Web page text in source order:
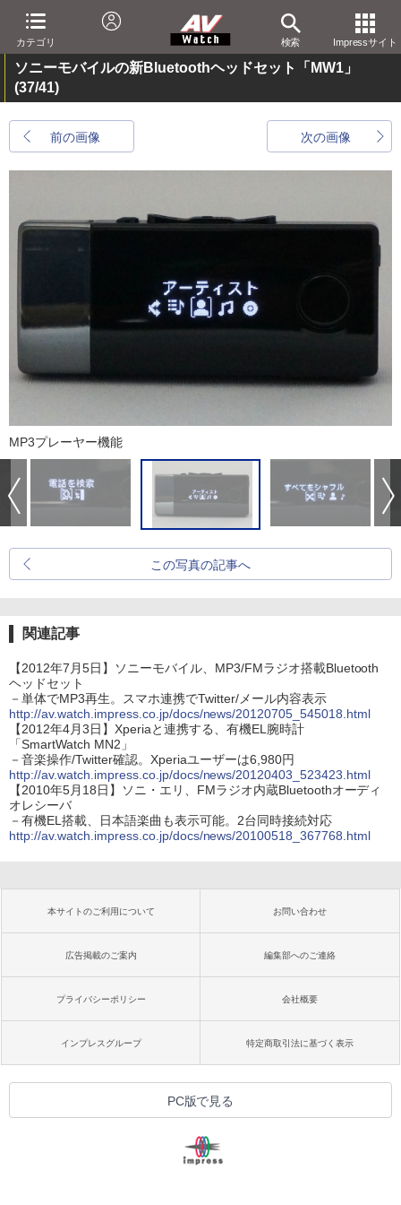
カテゴリ 検索 Impressサイト
ソニーモバイルの新Bluetoothヘッドセット「MW1」
(37/41)
前の画像 次の画像
MP3プレーヤー機能
この写真の記事へ
関連記事
【2012年7月5日】ソニーモバイル、MP3/FMラジオ搭載Bluetooth
ヘッドセット
－単体でMP3再生。スマホ連携でTwitter/メール内容表示
http://av.watch.impress.co.jp/docs/news/20120705_545018.html
【2012年4月3日】Xperiaと連携する、有機EL腕時計
「SmartWatch MN2」
－音楽操作/Twitter確認。Xperiaユーザーは6,980円
http://av.watch.impress.co.jp/docs/news/20120403_523423.html
【2010年5月18日】ソニ・エリ、FMラジオ内蔵Bluetoothオーディ
オレシーバ
－有機EL搭載、日本語楽曲も表示可能。2台同時接続対応
http://av.watch.impress.co.jp/docs/news/20100518_367768.html
本サイトのご利用について お問い合わせ
広告掲載のご案内 編集部へのご連絡
プライバシーポリシー 会社概要
インプレスグループ 特定商取引法に基づく表示
PC版で見る